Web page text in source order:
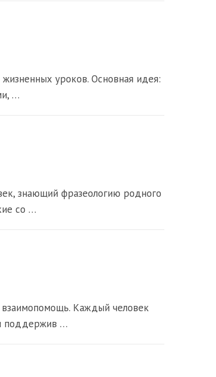
уроков. Основная идея:
…
знающий фразеологию родного
со …
Каждый человек
поддержив …